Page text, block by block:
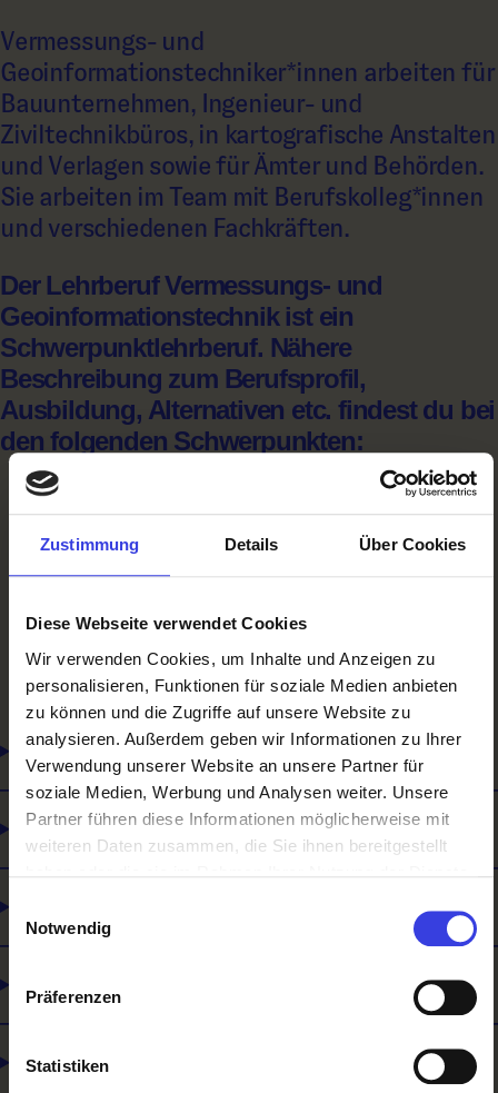
Zustimmung Details Über Cookies
Diese Webseite verwendet Cookies
Wir verwenden Cookies, um Inhalte und Anzeigen zu
personalisieren, Funktionen für soziale Medien anbieten
zu können und die Zugriffe auf unsere Website zu
analysieren. Außerdem geben wir Informationen zu Ihrer
Verwendung unserer Website an unsere Partner für
soziale Medien, Werbung und Analysen weiter. Unsere
Partner führen diese Informationen möglicherweise mit
weiteren Daten zusammen, die Sie ihnen bereitgestellt
Einwilligungsauswahl
Notwendig
Präferenzen
Statistiken
Vermessungs- und
Geoinformationstechniker*innen arbeiten für
Bauunternehmen, Ingenieur- und
Ziviltechnikbüros, in kartografische Anstalten
und Verlagen sowie für Ämter und Behörden.
Sie arbeiten im Team mit Berufskolleg*innen
und verschiedenen Fachkräften.
Der Lehrberuf Vermessungs- und
Geoinformationstechnik ist ein
Schwerpunktlehrberuf. Nähere
Beschreibung zum Berufsprofil,
Ausbildung, Alternativen etc. findest du bei
den folgenden Schwerpunkten:
°Vermessungs- und
Geoinformationstechnik (Lehrberuf)#
Geoinformationstechnik –
Vermessungstechnik (Lehrberuf)#
Wie man sich weiterbilden kann
Was du mitbringen solltest
Lehre und Matura
Selbstständigkeit